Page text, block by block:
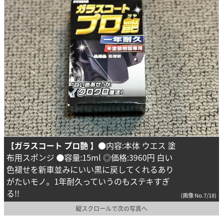
【ガラスコート プロ艶 】 ●内容:本体 ウエス 塗
布用スポンジ ●容量:15ml ◎価格:3960円 白い
色褪せを新車並みにいい黒に戻してくれるあり
がたいモノ。1年耐久っていうのもステキすぎ
る!!
(画像 No.7/18)
縦スクロールで次の写真へ